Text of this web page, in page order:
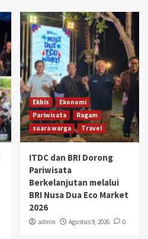
Ekbis
Ekonomi
Pariwisata
Ragam
suara warga
Travel
ITDC dan BRI Dorong
Pariwisata
Berkelanjutan melalui
BRI Nusa Dua Eco Market
2026
admin Agustus 9, 2026 0